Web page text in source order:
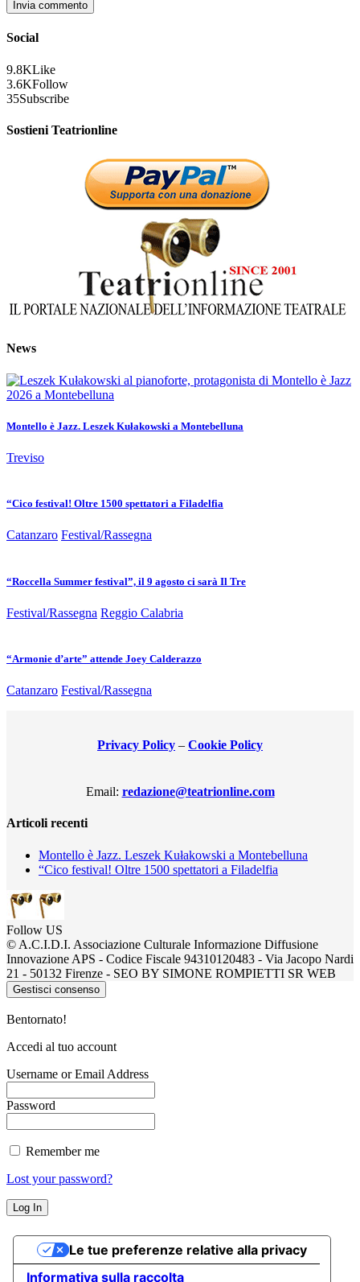
Social
9.8KLike
3.6KFollow
35Subscribe
Sostieni Teatrionline
News
Montello è Jazz. Leszek Kułakowski a Montebelluna
Treviso
“Cico festival! Oltre 1500 spettatori a Filadelfia
Catanzaro Festival/Rassegna
“Roccella Summer festival”, il 9 agosto ci sarà Il Tre
Festival/Rassegna Reggio Calabria
“Armonie d’arte” attende Joey Calderazzo
Catanzaro Festival/Rassegna
Privacy Policy – Cookie Policy
Email: redazione@teatrionline.com
Articoli recenti
Montello è Jazz. Leszek Kułakowski a Montebelluna
“Cico festival! Oltre 1500 spettatori a Filadelfia
Follow US
© A.C.I.D.I. Associazione Culturale Informazione Diffusione
Innovazione APS - Codice Fiscale 94310120483 - Via Jacopo Nardi
21 - 50132 Firenze - SEO BY SIMONE ROMPIETTI SR WEB
Gestisci consenso
Bentornato!
Accedi al tuo account
Username or Email Address
Password
Remember me
Lost your password?
Informativa sulla raccolta
Le tue preferenze relative alla privacy